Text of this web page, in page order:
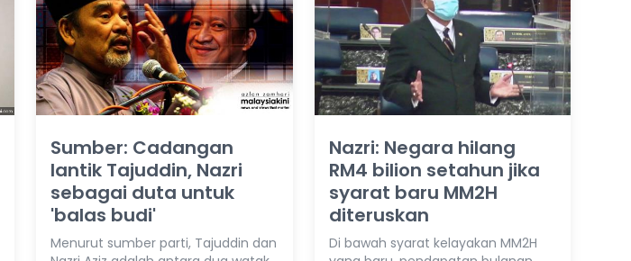
Sumber: Cadangan
lantik Tajuddin, Nazri
sebagai duta untuk
'balas budi'
Menurut sumber parti, Tajuddin dan
Nazri: Negara hilang
RM4 bilion setahun jika
syarat baru MM2H
diteruskan
Di bawah syarat kelayakan MM2H